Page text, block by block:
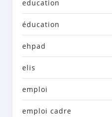
education
éducation
ehpad
elis
emploi
emploi cadre